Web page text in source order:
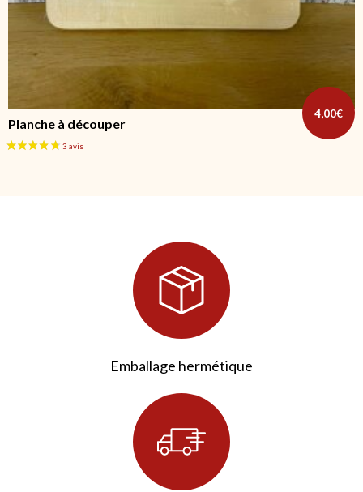
Planche à découper
4,00€
Emballage hermétique